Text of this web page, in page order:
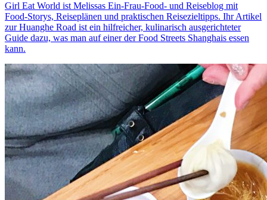
Girl Eat World ist Melissas Ein-Frau-Food- und Reiseblog mit
Food-Storys, Reiseplänen und praktischen Reisezieltipps. Ihr Artikel
zur Huanghe Road ist ein hilfreicher, kulinarisch ausgerichteter
Guide dazu, was man auf einer der Food Streets Shanghais essen
kann.